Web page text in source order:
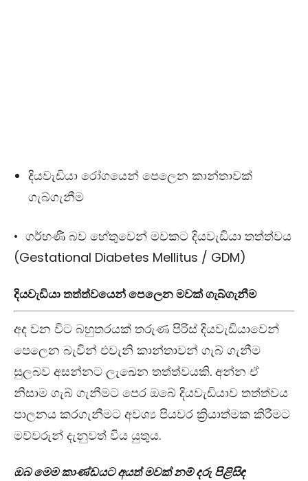
දියවැඩියා රෝගයෙන් පෙලෙන කාන්තාවක්
ගැබ්ගැනීම
• ගර්භණී බව හේතුවෙන් මවකට දියවැඩියා තත්ත්වය
(Gestational Diabetes Mellitus / GDM)
දියවැඩියා තත්ත්වයෙන් පෙලෙන මවක් ගැබ්ගැනීම
අද වන විට බහුතරයක් තරුණ පිරිස් දියවැඩියාවෙන්
පෙලෙන බැවින් එවැනි කාන්තාවන් ගැබ් ගැනීම
සුලබව අසන්නට ලැඛෙන තත්ත්වයකි. අන්න ඒ
නිසාම ගැබ් ගැනීමට පෙර ඔබේ දියවැඩියාව තත්ත්වය
පාලනය කරගැනීමට අවශ්‍ය පියවර ක්‍රියාත්මක කිරීමට
මව්වරුන් දැනුවත් විය යුතුය.
ඔබ මෙම කාණ්ඩයට අයත් මවක් නම් දරු පිළිසිඳ